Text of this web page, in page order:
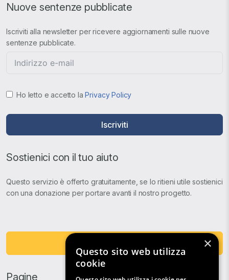
Nuove sentenze pubblicate
Iscriviti alla newsletter per ricevere aggiornamenti sulle nuove
sentenze pubblicate.
Ho letto e accetto laPrivacy Policy
Iscriviti
Sostienici con il tuo aiuto
Questo servizio è offerto gratuitamente, se lo ritieni utile sostienici
con una donazione per portare avanti il nostro progetto.
Pagine
×
Questo sito web utilizza
cookie